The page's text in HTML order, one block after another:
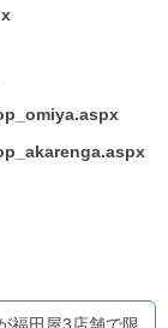
福田屋3店舗で限